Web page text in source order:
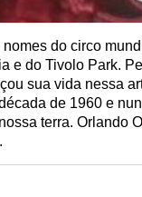
do circo
e do Tivolo Park.
sua vida nessa
de 1960 e
terra. Orlando